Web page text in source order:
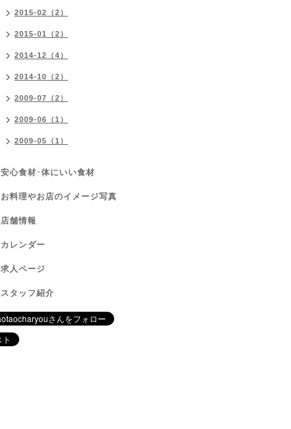
2015-02（2）
2015-01（2）
2014-12（4）
2014-10（2）
2009-07（2）
2009-06（1）
2009-05（1）
安心食材･体にいい食材
お料理やお店のイメージ写真
店舗情報
カレンダー
求人ページ
スタッフ紹介